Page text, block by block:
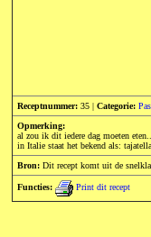
Receptnummer: 35 | Categorie:
Opmerking:
al zou ik dit iedere dag moeten
in Italie staat het bekend als:
Bron: Dit recept komt uit de
Functies: Print dit recept